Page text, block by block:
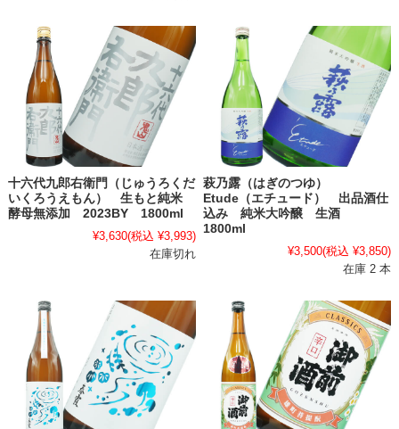
十六代九郎右衛門（じゅうろくだ
いくろうえもん） 生もと純米
酵母無添加 2023BY 1800ml
¥3,630(税込 ¥3,993)
在庫切れ
萩乃露（はぎのつゆ）
Etude（エチュード） 出品酒仕
込み 純米大吟醸 生酒
1800ml
¥3,500(税込 ¥3,850)
在庫 2 本